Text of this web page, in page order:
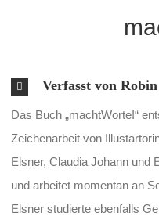
Verfasst von
Das Buch „machtWorte!“
Zeichenarbeit von
Elsner, Claudia Johann und
und arbeitet momentan an
Elsner studierte ebenfalls